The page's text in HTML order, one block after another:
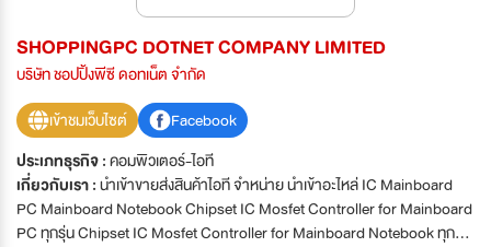
SHOPPINGPC DOTNET COMPANY LIMITED
บริษัท ชอปปิ้งพีซี ดอทเน็ต จำกัด
เข้าชมเว็บไซต์
Facebook
ประเภทธุรกิจ :คอมพิวเตอร์-ไอที
เกี่ยวกับเรา :นำเข้าขายส่งสินค้าไอที จำหน่าย นำเข้าอะไหล่ IC Mainboard
PC Mainboard Notebook Chipset IC Mosfet Controller for Mainboard
PC ทุกรุ่น Chipset IC Mosfet Controller for Mainboard Notebook ทุกรุ่น